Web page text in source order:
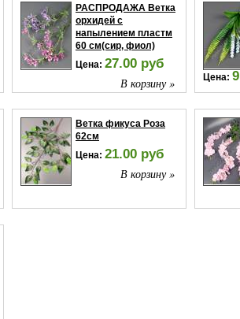
РАСПРОДАЖА Ветка
орхидей с
напылением пластм
60 см(сир, фиол)
Цена: 27.00 руб
В корзину »
Цена:
Ветка фикуса Роза
62см
Цена: 21.00 руб
В корзину »